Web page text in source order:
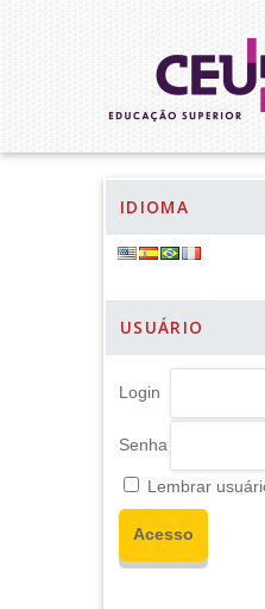
IDIOMA
USUÁRIO
Login
Senha
Lembrar